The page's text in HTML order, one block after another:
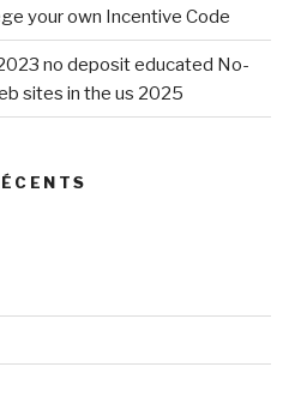
your own Incentive Code
no deposit educated No-
sites in the us 2025